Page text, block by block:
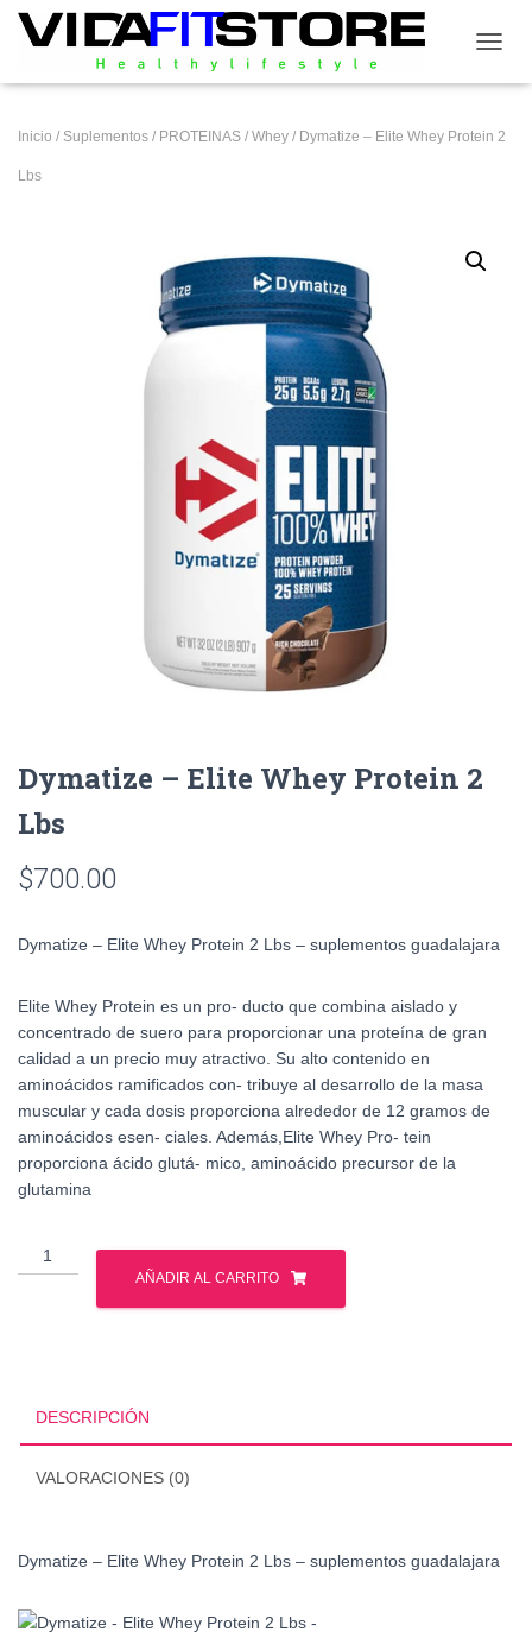
Inicio / Suplementos / PROTEINAS / Whey / Dymatize – Elite Whey Protein 2
Lbs
Dymatize – Elite Whey Protein 2
Lbs
$700.00
Dymatize – Elite Whey Protein 2 Lbs – suplementos guadalajara
Elite Whey Protein es un pro- ducto que combina aislado y
concentrado de suero para proporcionar una proteína de gran
calidad a un precio muy atractivo. Su alto contenido en
aminoácidos ramificados con- tribuye al desarrollo de la masa
muscular y cada dosis proporciona alrededor de 12 gramos de
aminoácidos esen- ciales. Además,Elite Whey Pro- tein
proporciona ácido glutá- mico, aminoácido precursor de la
glutamina
Dymatize
-
AÑADIR AL CARRITO
DESCRIPCIÓN
VALORACIONES (0)
Dymatize – Elite Whey Protein 2 Lbs – suplementos guadalajara